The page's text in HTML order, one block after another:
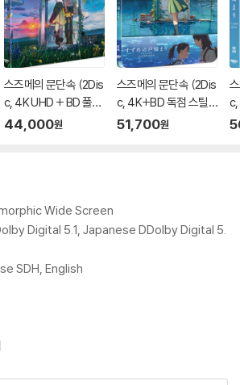
스즈메의 문단속 (2Dis
c, 4K UHD + BD 풀슬
립) : 블루레이
44,000원
스즈메의 문단속 (2Dis
c, 4K+BD 독점 스틸
북 쿼터슬립 300장 한
51,700원
Wide Screen
Digital 5.1, Japanese DDolby Digital 5.
SDH, English